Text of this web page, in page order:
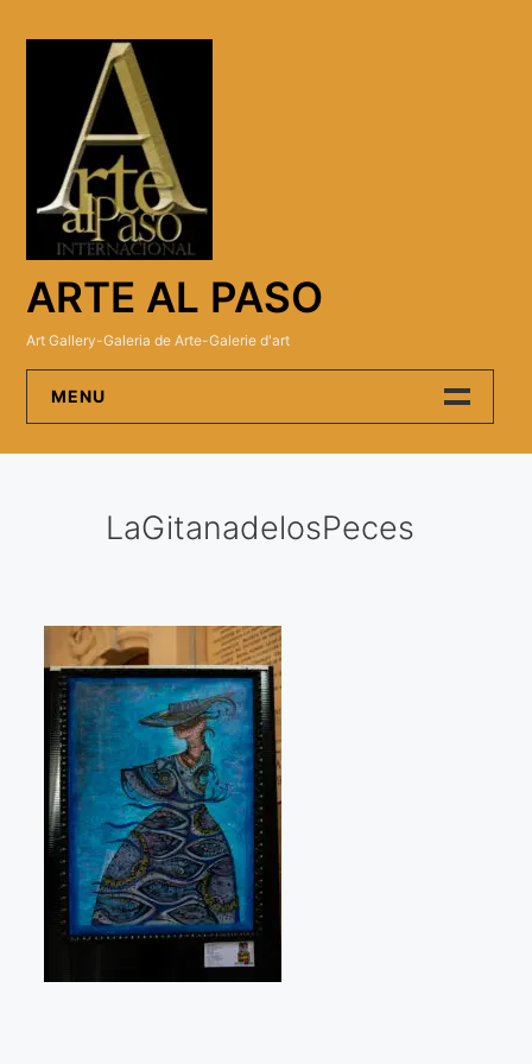
ARTE AL PASO
Art Gallery-Galeria de Arte-Galerie d'art
MENU
Artistas
Visitas a los ateliers o talleres de artistas
Presse
Qué dicen de nosotros?
Aviso legal
Política de cookies
Expositions
Bruit de gommettes Paris 2025
LaGitanadelosPeces